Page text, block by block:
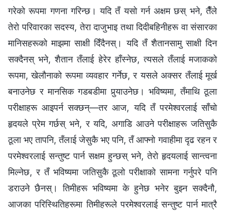
गरेको रूपमा गणना गरिन्छ। यदि तँ यसो गर्न अक्षम छस् भने, तैँले
तेरो परिवारका सदस्य, तेरा दाजुभाइ तथा दिदीबहिनीहरू वा संसारका
मानिसहरूको माझमा साक्षी दिँदैनस्। यदि तँ शैतानसामु साक्षी दिन
सक्दैनस् भने, शैतान तँलाई हेरेर हाँस्नेछ, त्यसले तँलाई मजाकको
रूपमा, खेलौनाको रूपमा व्यवहार गर्नेछ, र यसले अक्सर तँलाई मूर्ख
बनाउनेछ र मानसिक गडबडीमा पुर्‍याउनेछ। भविष्यमा, तँमाथि ठूला
परीक्षाहरू आइपर्न सक्छन्—तर आज, यदि तँ परमेश्‍वरलाई साँचो
हृदयले प्रेम गर्छस् भने, र यदि, अगाडि आउने परीक्षाहरू जतिसुकै
ठूला भए तापनि, तँलाई जेसुकै भए पनि, तँ आफ्नो गवाहीमा दृढ रहन र
परमेश्‍वरलाई सन्तुष्ट पार्न सक्षम हुन्छस् भने, तेरो हृदयलाई सान्त्वना
मिल्नेछ, र तँ भविष्यमा जतिसुकै ठूलो परीक्षाको सामना गर्नुपरे पनि
डराउने छैनस्। तिमीहरू भविष्यमा के हुनेछ भनेर बुझ्न सक्दैनौ,
आजका परिस्थितिहरूमा तिमीहरूले परमेश्‍वरलाई सन्तुष्ट पार्न मात्रै